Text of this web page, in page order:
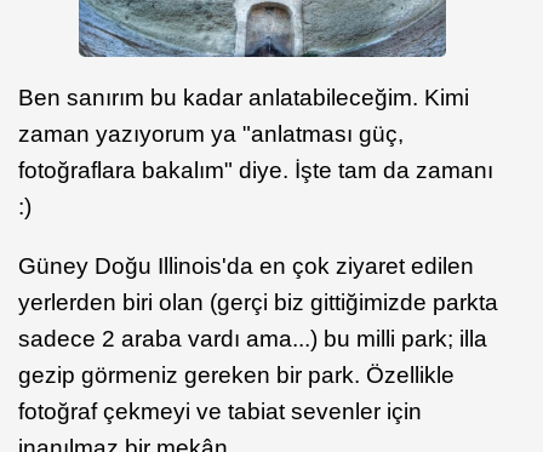
Ben sanırım bu kadar anlatabileceğim. Kimi
zaman yazıyorum ya "anlatması güç,
fotoğraflara bakalım" diye. İşte tam da zamanı
:)
Güney Doğu Illinois'da en çok ziyaret edilen
yerlerden biri olan (gerçi biz gittiğimizde parkta
sadece 2 araba vardı ama...) bu milli park; illa
gezip görmeniz gereken bir park. Özellikle
fotoğraf çekmeyi ve tabiat sevenler için